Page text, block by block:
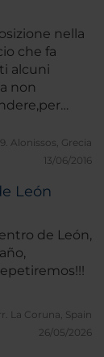
nella
che fa
alcuni
non
Alonissos, Grecia
13/06/2016
León
de León,
dando a Plaza Mayor. Repetiremos!!!
La Coruna, Spain
26/05/2026